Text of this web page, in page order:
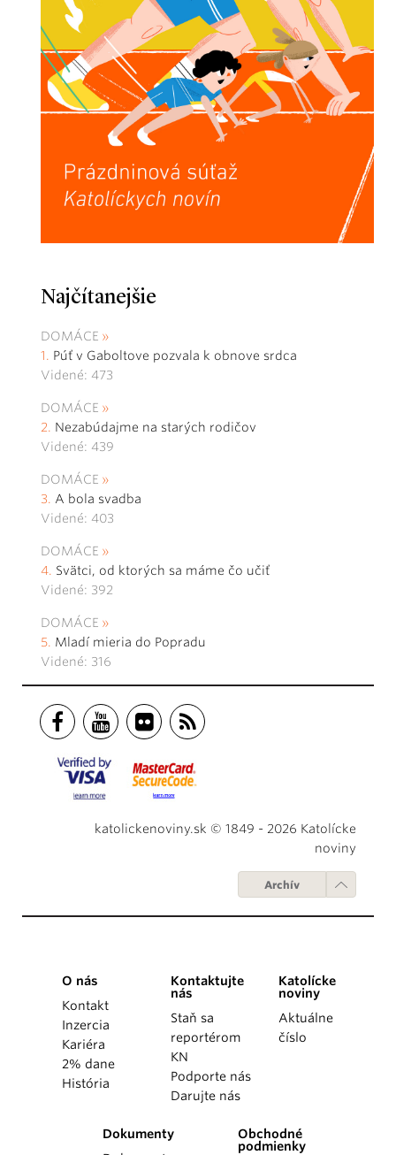
Najčítanejšie
DOMÁCE
Púť v Gaboltove pozvala k obnove srdca
Videné: 473
DOMÁCE
Nezabúdajme na starých rodičov
Videné: 439
DOMÁCE
A bola svadba
Videné: 403
DOMÁCE
Svätci, od ktorých sa máme čo učiť
Videné: 392
DOMÁCE
Mladí mieria do Popradu
Videné: 316
katolickenoviny.sk © 1849 - 2026 Katolícke
noviny
Archív
O nás
Kontakt
Inzercia
Kariéra
2% dane
História
Kontaktujte
nás
Staň sa
reportérom
KN
Podporte nás
Darujte nás
Katolícke
noviny
Aktuálne
číslo
Dokumenty
Obchodné
podmienky